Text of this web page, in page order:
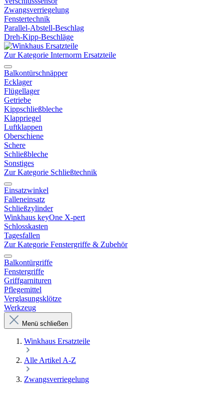
Zwangsverriegelung
Fenstertechnik
Parallel-Abstell-Beschlag
Dreh-Kipp-Beschläge
Zur Kategorie Internorm Ersatzteile
Balkontürschnäpper
Ecklager
Flügellager
Getriebe
Kippschließbleche
Klappriegel
Luftklappen
Oberschiene
Schere
Schließbleche
Sonstiges
Zur Kategorie Schließtechnik
Einsatzwinkel
Falleneinsatz
Schließzylinder
Winkhaus keyOne X-pert
Schlosskasten
Tagesfallen
Zur Kategorie Fenstergriffe & Zubehör
Balkontürgriffe
Fenstergriffe
Griffgarnituren
Pflegemittel
Verglasungsklötze
Werkzeug
Menü schließen
Winkhaus Ersatzteile
Alle Artikel A-Z
Zwangsverriegelung